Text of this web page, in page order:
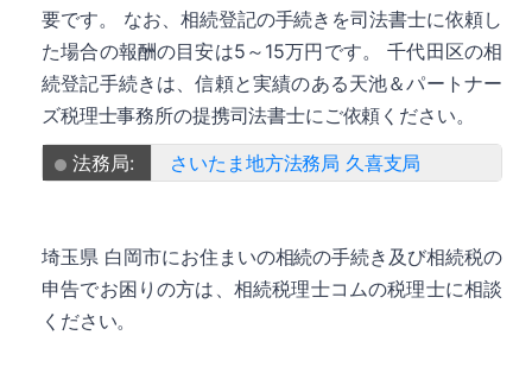
要です。 なお、相続登記の手続きを司法書士に依頼し
た場合の報酬の目安は5～15万円です。 千代田区の相
続登記手続きは、信頼と実績のある天池＆パートナー
ズ税理士事務所の提携司法書士にご依頼ください。
法務局:
さいたま地方法務局 久喜支局
埼玉県 白岡市にお住まいの相続の手続き及び相続税の
申告でお困りの方は、相続税理士コムの税理士に相談
ください。